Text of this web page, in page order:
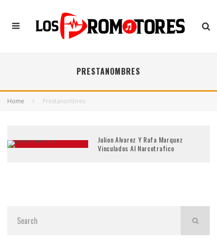
PRESTANOMBRES
Home Prestanombres
Julion Alvarez Y Rafa Marquez
Vinculados Al Narcotrafico